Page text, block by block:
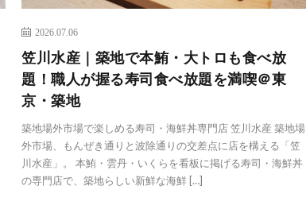
2026.07.06
笠川水産｜築地で本鮪・大トロも食べ放
題！職人が握る寿司食べ放題を満喫＠東
京・築地
築地場外市場で楽しめる寿司・海鮮丼専門店 笠川水産 築地場
外市場、もんぜき通りと波除通りの交差点に店を構える「笠
川水産」。 本鮪・雲丹・いくらを看板に掲げる寿司・海鮮丼
の専門店で、築地らしい新鮮な海鮮 […]